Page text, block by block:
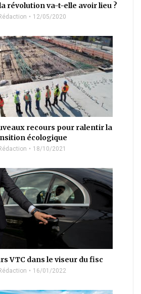
révolution va-t-elle avoir lieu ?
12/05/2020
recours pour ralentir la
écologique
18/10/2021
VTC dans le viseur du fisc
16/01/2022